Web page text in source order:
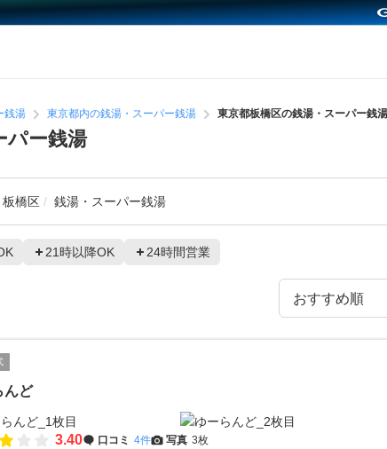
銭湯 東京都内の銭湯・スーパー銭湯 東京都板橋区の銭湯・スーパー銭湯
パー銭湯
板橋区 銭湯・スーパー銭湯
21時以降OK 24時間営業
んど
3.40 口コミ 4件 写真 3枚